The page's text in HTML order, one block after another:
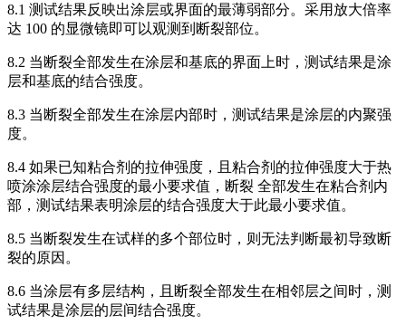
8.1 测试结果反映出涂层或界面的最薄弱部分。采用放大倍率
达 100 的显微镜即可以观测到断裂部位。
8.2 当断裂全部发生在涂层和基底的界面上时，测试结果是涂
层和基底的结合强度。
8.3 当断裂全部发生在涂层内部时，测试结果是涂层的内聚强
度。
8.4 如果已知粘合剂的拉伸强度，且粘合剂的拉伸强度大于热
喷涂涂层结合强度的最小要求值，断裂 全部发生在粘合剂内
部，测试结果表明涂层的结合强度大于此最小要求值。
8.5 当断裂发生在试样的多个部位时，则无法判断最初导致断
裂的原因。
8.6 当涂层有多层结构，且断裂全部发生在相邻层之间时，测
试结果是涂层的层间结合强度。